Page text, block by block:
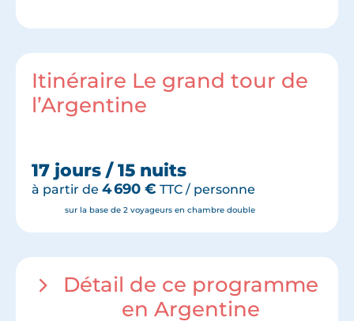
Itinéraire Le grand tour de
l’Argentine
17 jours / 15 nuits
à partir de 4 690 € TTC / personne
sur la base de 2 voyageurs en chambre double
Détail de ce programme
en Argentine